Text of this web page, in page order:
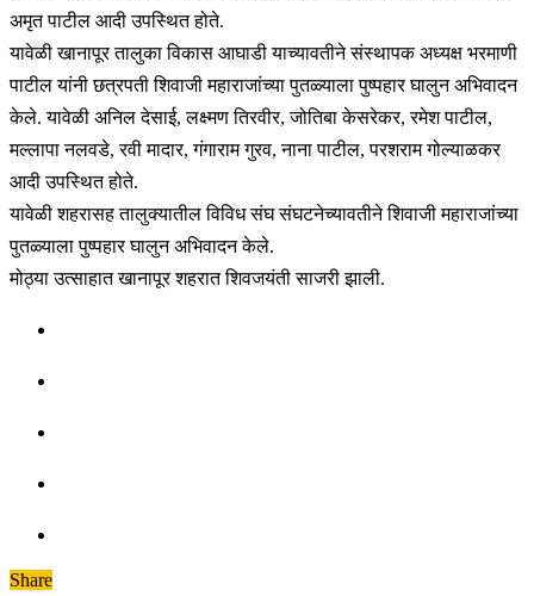
अमृत पाटील आदी उपस्थित होते.
यावेळी खानापूर तालुका विकास आघाडी याच्यावतीने संस्थापक अध्यक्ष भरमाणी
पाटील यांनी छत्रपती शिवाजी महाराजांच्या पुतळ्याला पुष्पहार घालुन अभिवादन
केले. यावेळी अनिल देसाई, लक्ष्मण तिरवीर, जोतिबा केसरेकर, रमेश पाटील,
मल्लापा नलवडे, रवी मादार, गंगाराम गुरव, नाना पाटील, परशराम गोल्याळकर
आदी उपस्थित होते.
यावेळी शहरासह तालुक्यातील विविध संघ संघटनेच्यावतीने शिवाजी महाराजांच्या
पुतळ्याला पुष्पहार घालुन अभिवादन केले.
मोठ्या उत्साहात खानापूर शहरात शिवजयंती साजरी झाली.
Share